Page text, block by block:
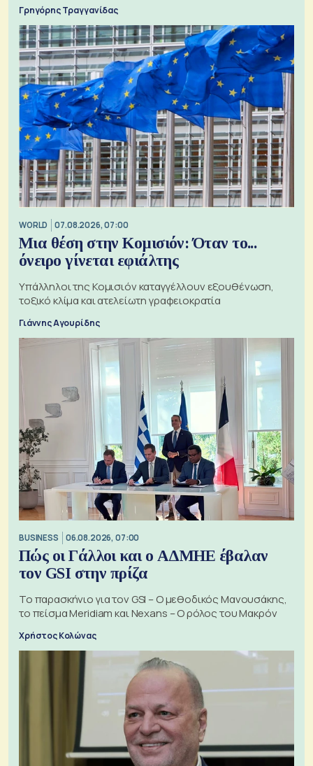
Γρηγόρης Τραγγανίδας
WORLD 07.08.2026, 07:00
Μια θέση στην Κομισιόν: Όταν το...
όνειρο γίνεται εφιάλτης
Υπάλληλοι της Κομισιόν καταγγέλλουν εξουθένωση,
τοξικό κλίμα και ατελείωτη γραφειοκρατία
Γιάννης Αγουρίδης
BUSINESS 06.08.2026, 07:00
Πώς οι Γάλλοι και ο ΑΔΜΗΕ έβαλαν
τον GSI στην πρίζα
Το παρασκήνιο για τον GSI – Ο μεθοδικός Μανουσάκης,
το πείσμα Meridiam και Nexans – Ο ρόλος του Μακρόν
Χρήστος Κολώνας